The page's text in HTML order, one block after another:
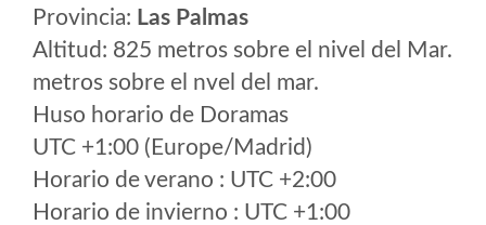
Provincia: Las Palmas
Altitud: 825 metros sobre el nivel del Mar.
metros sobre el nvel del mar.
Huso horario de Doramas
UTC +1:00 (Europe/Madrid)
Horario de verano : UTC +2:00
Horario de invierno : UTC +1:00